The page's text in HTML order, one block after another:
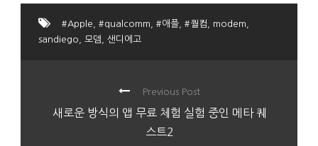
#Apple #qualcomm #애플 #퀄컴 modem
sandiego
모뎀 샌디에고
Previous Post
새로운 방식의 앱 무료 체험 실험 중인 메타 퀘
스트2